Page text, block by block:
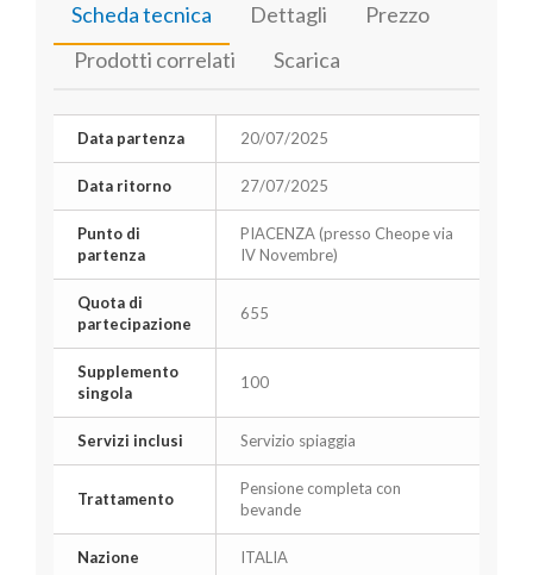
Scheda tecnica Dettagli
Prezzo
Prodotti correlati
Scarica
Data partenza 20/07/2025
Data ritorno 27/07/2025
Punto di
partenza
PIACENZA (presso Cheope via
IV Novembre)
Quota di
partecipazione
655
Supplemento
singola
100
Servizi inclusi Servizio spiaggia
Trattamento
Pensione completa con
bevande
Nazione ITALIA